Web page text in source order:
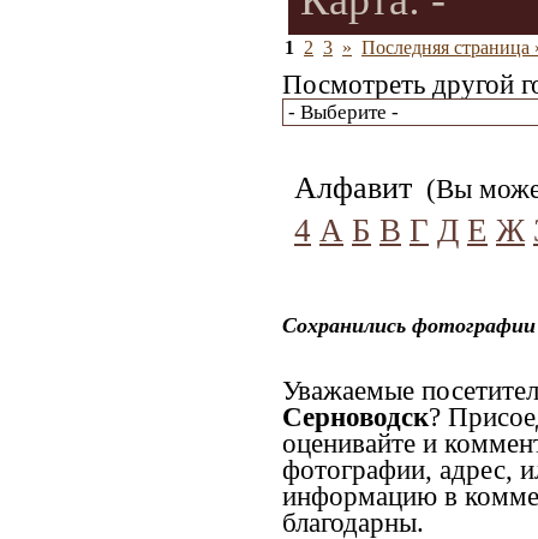
1 2 3 » Последняя страница
Посмотреть другой
Алфавит (Вы
4 А Б В Г Д Е Ж
Сохранились
Уважаемые
Серноводск?
оценивайте и
фотографии, адрес,
информацию в
благодарны.